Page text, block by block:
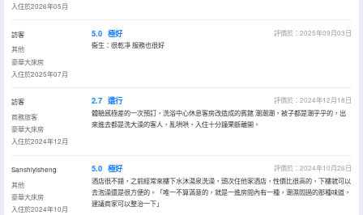
入住於2026年05月
訪客
其他
豪華大床房
入住於2025年07月
5.0 極好
評價於：2025年09月03日
衞生：很乾凈 服務也很好
訪客
商務旅客
豪華大床房
入住於2024年12月
2.7 還行
評價於：2024年12月18日
體驗感極差的一次預訂，洗浴中心休息客房改造成的賓館 潮潮潮，被子都是潮乎乎的，出
來進去都是洗大澡的客人，亂哄哄，入住十分鐘果斷離開。
Sanshiyisheng
其他
豪華大床房
入住於2024年10月
5.0 極好
評價於：2024年10月26日
酒店很不錯，之前經常來樓下水沐湯泉洗澡，頭次住他家酒店，性價比很高的，下樓就可以
去泡澡還是很方便的。「唯一不算滿意的，就是一進房間內有一種，潮濕悶過的那種味道，
建議商家可以整治一下」